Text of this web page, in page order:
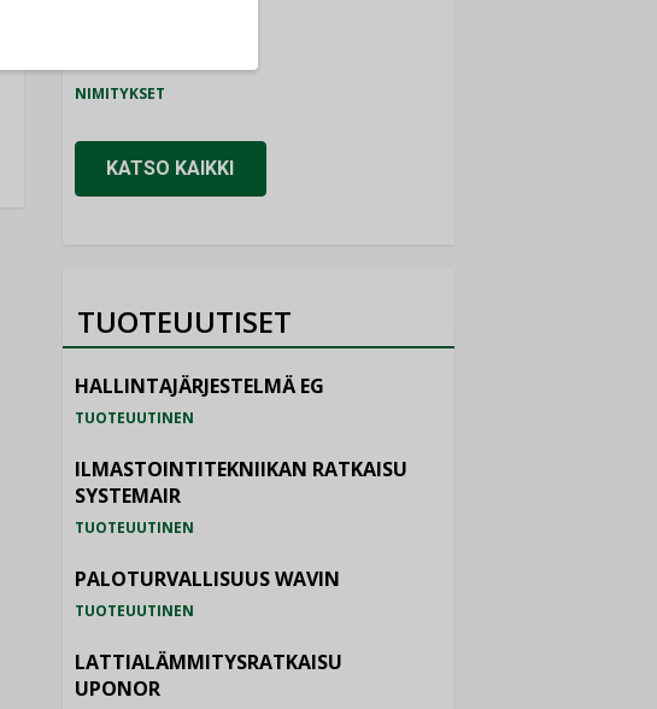
NIMITYKSET
KATSO KAIKKI
TUOTEUUTISET
HALLINTAJÄRJESTELMÄ EG
TUOTEUUTINEN
ILMASTOINTITEKNIIKAN RATKAISU
SYSTEMAIR
TUOTEUUTINEN
PALOTURVALLISUUS WAVIN
TUOTEUUTINEN
LATTIALÄMMITYSRATKAISU
UPONOR